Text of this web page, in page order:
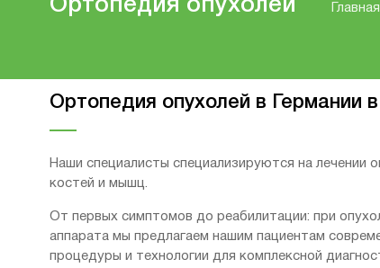
Ортопедия опухолей Главная
Ортопедия опухолей в Германии
Наши специалисты специализируются на лечении
костей и мышц.
От первых симптомов до реабилитации: при
аппарата мы предлагаем нашим пациентам
процедуры и технологии для комплексной